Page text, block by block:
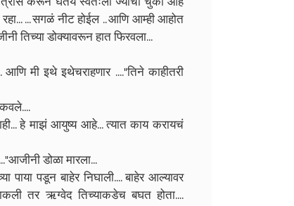
रहा... ... सगळं नीट होईल .. आणि आम्ही आहोत
तिच्या डोक्यावरून हात फिरवला...
मी इथे इथेचराहणार ...."तिने काहीतरी
हे माझं आयुष्य आहे... त्यात काय करायचं
डोळा मारला...
पडून बाहेर निघाली.... बाहेर आल्यावर
तर ऋग्वेद तिच्याकडेच बघत होता....